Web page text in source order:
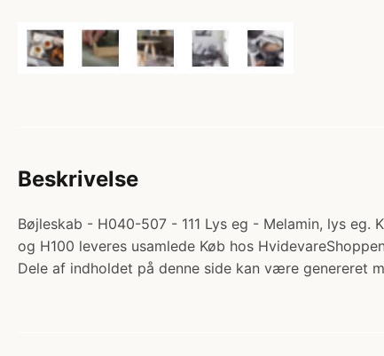
Beskrivelse
Bøjleskab - H040-507 - 111 Lys eg - Melamin, lys
og H100 leveres usamlede Køb hos
Dele af indholdet på denne side kan være genereret